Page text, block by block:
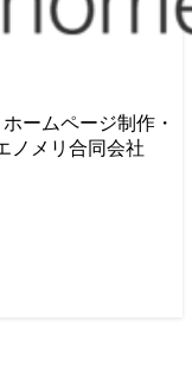
ームページ制作・
ノメリ合同会社